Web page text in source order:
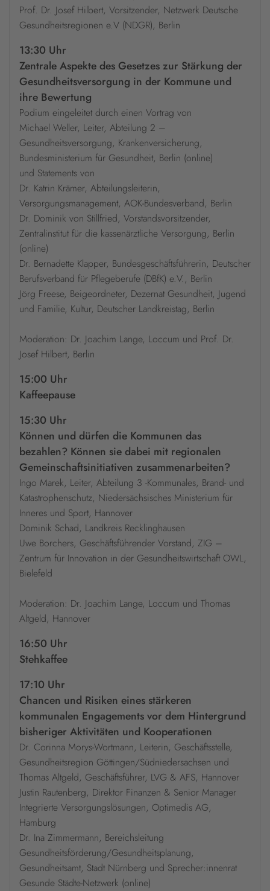
Prof. Dr. Josef Hilbert, Vorsitzender, Netzwerk Deutsche
Gesundheitsregionen e.V (NDGR), Berlin
13:30 Uhr
Zentrale Aspekte des Gesetzes zur Stärkung der
Gesundheitsversorgung in der Kommune und
ihre Bewertung
Podium eingeleitet durch einen Vortrag von
Michael Weller, Leiter, Abteilung 2 –
Gesundheitsversorgung, Krankenversicherung,
Bundesministerium für Gesundheit, Berlin (online)
und Statements von
Dr. Katrin Krämer, Abteilungsleiterin,
Versorgungsmanagement, AOK-Bundesverband, Berlin
Dr. Dominik von Stillfried, Vorstandsvorsitzender,
Zentralinstitut für die kassenärztliche Versorgung, Berlin
(online)
Dr. Bernadette Klapper, Bundesgeschäftsführerin, Deutscher
Berufsverband für Pflegeberufe (DBfK) e.V., Berlin
Jörg Freese, Beigeordneter, Dezernat Gesundheit, Jugend
und Familie, Kultur, Deutscher Landkreistag, Berlin
Moderation: Dr. Joachim Lange, Loccum und Prof. Dr.
Josef Hilbert, Berlin
15:00 Uhr
Kaffeepause
15:30 Uhr
Können und dürfen die Kommunen das
bezahlen? Können sie dabei mit regionalen
Gemeinschaftsinitiativen zusammenarbeiten?
Ingo Marek, Leiter, Abteilung 3 -Kommunales, Brand- und
Katastrophenschutz, Niedersächsisches Ministerium für
Inneres und Sport, Hannover
Dominik Schad, Landkreis Recklinghausen
Uwe Borchers, Geschäftsführender Vorstand, ZIG –
Zentrum für Innovation in der Gesundheitswirtschaft OWL,
Bielefeld
Moderation: Dr. Joachim Lange, Loccum und Thomas
Altgeld, Hannover
16:50 Uhr
Stehkaffee
17:10 Uhr
Chancen und Risiken eines stärkeren
kommunalen Engagements vor dem Hintergrund
bisheriger Aktivitäten und Kooperationen
Dr. Corinna Morys-Wortmann, Leiterin, Geschäftsstelle,
Gesundheitsregion Göttingen/Südniedersachsen und
Thomas Altgeld, Geschäftsführer, LVG & AFS, Hannover
Justin Rautenberg, Direktor Finanzen & Senior Manager
Integrierte Versorgungslösungen, Optimedis AG,
Hamburg
Dr. Ina Zimmermann, Bereichsleitung
Gesundheitsförderung/Gesundheitsplanung,
Gesundheitsamt, Stadt Nürnberg und Sprecher:innenrat
Gesunde Städte-Netzwerk (online)